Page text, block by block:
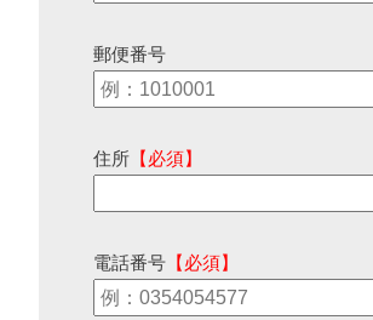
郵便番号
住所 【必須】
電話番号 【必須】